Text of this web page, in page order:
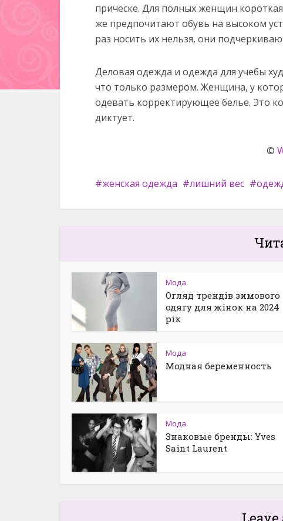
прическе. Для полных женщин
же предпочитают обувь на высоком
раз носить их нельзя, они
Деловая одежда и одежда для учебы
что только размером. Женщина, у
одевать корректирующее белье. Это
диктует.
©
женская одежда лишний вес
Мода
Огляд трендів зимового
одягу для жінок на 2024
рік
Мода
Модная беременность
Мода
Знаковые бренды: Yves
Saint Laurent